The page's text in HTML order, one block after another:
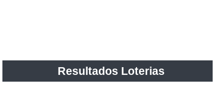
Resultados Loterias